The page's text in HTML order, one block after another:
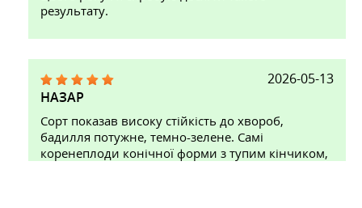
результату.
2026-05-13
НАЗАР
Сорт показав високу стійкість до хвороб,
бадилля потужне, темно-зелене. Самі
коренеплоди конічної форми з тупим кінчиком,